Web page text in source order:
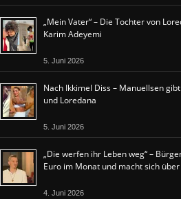
„Mein Vater“ – Die Tochter von
Karim Adeyemi
5. Juni 2026
Nach Ikkimel Diss – Manuellsen
und Loredana
5. Juni 2026
„Die werfen ihr Leben weg“ –
Euro im Monat und macht sich
4. Juni 2026